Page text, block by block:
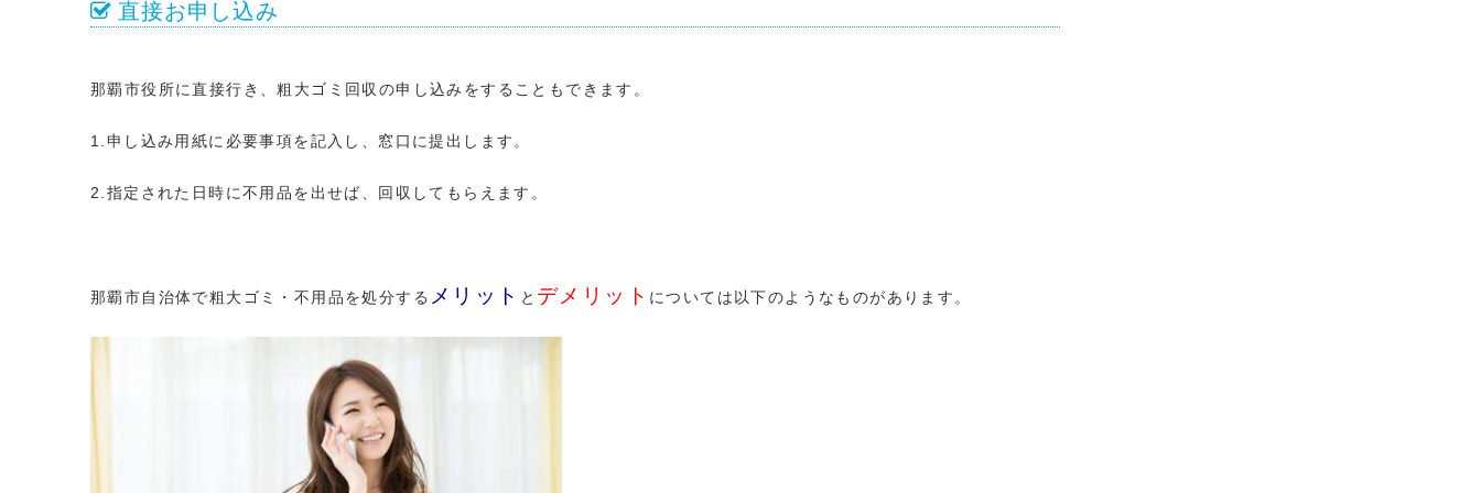
直接お申し込み
那覇市役所に直接行き、粗大ゴミ回収の申し込みをすることもできます。
1.申し込み用紙に必要事項を記入し、窓口に提出します。
2.指定された日時に不用品を出せば、回収してもらえます。
那覇市自治体で粗大ゴミ・不用品を処分する メリット と デメリット については以下のようなものがあります。